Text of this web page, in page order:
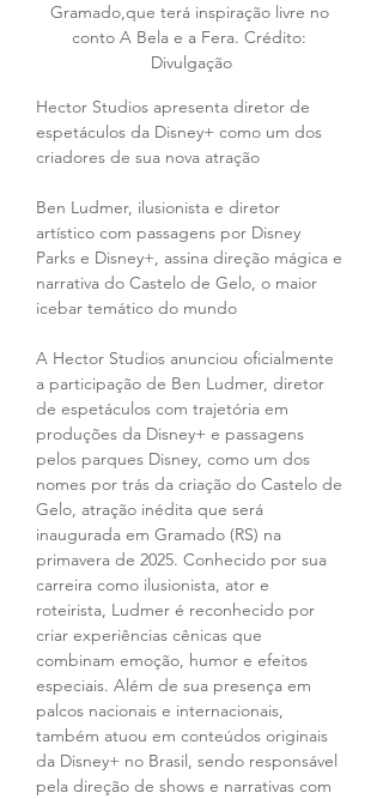
Gramado,que terá inspiração livre no
conto A Bela e a Fera. Crédito:
Divulgação
Hector Studios apresenta diretor de
espetáculos da Disney+ como um dos
criadores de sua nova atração
Ben Ludmer, ilusionista e diretor
artístico com passagens por Disney
Parks e Disney+, assina direção mágica e
narrativa do Castelo de Gelo, o maior
icebar temático do mundo
A Hector Studios anunciou oficialmente
a participação de Ben Ludmer, diretor
de espetáculos com trajetória em
produções da Disney+ e passagens
pelos parques Disney, como um dos
nomes por trás da criação do Castelo de
Gelo, atração inédita que será
inaugurada em Gramado (RS) na
primavera de 2025. Conhecido por sua
carreira como ilusionista, ator e
roteirista, Ludmer é reconhecido por
criar experiências cênicas que
combinam emoção, humor e efeitos
especiais. Além de sua presença em
palcos nacionais e internacionais,
também atuou em conteúdos originais
da Disney+ no Brasil, sendo responsável
pela direção de shows e narrativas com